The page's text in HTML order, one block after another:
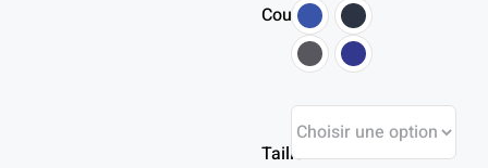
Couleur
Taille